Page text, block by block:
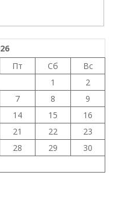
Пт Сб
Вс
1
2
7 8
9
14 15
16
21 22
23
28 29
30